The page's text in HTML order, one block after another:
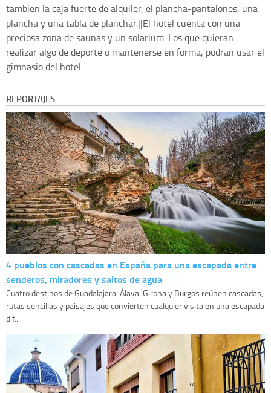
tambien la caja fuerte de alquiler, el plancha-pantalones, una
plancha y una tabla de planchar.||El hotel cuenta con una
preciosa zona de saunas y un solarium. Los que quieran
realizar algo de deporte o mantenerse en forma, podran usar el
gimnasio del hotel.
REPORTAJES
4 pueblos con cascadas en España para una escapada entre
senderos, miradores y saltos de agua
Cuatro destinos de Guadalajara, Álava, Girona y Burgos reúnen cascadas,
rutas sencillas y paisajes que convierten cualquier visita en una escapada
dif...